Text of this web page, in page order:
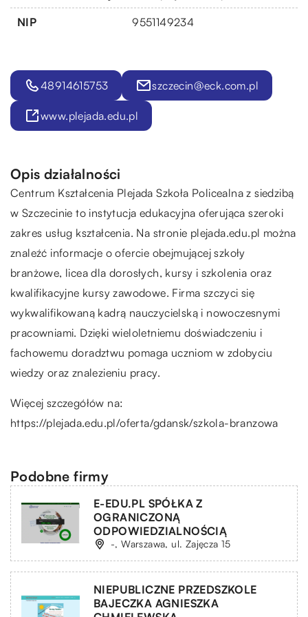
NIP 9551149234
48914615753 szczecin@eck.com.pl
www.plejada.edu.pl
Opis działalności
Centrum Kształcenia Plejada Szkoła Policealna z siedzibą
w Szczecinie to instytucja edukacyjna oferująca szeroki
zakres usług kształcenia. Na stronie plejada.edu.pl można
znaleźć informacje o ofercie obejmującej szkoły
branżowe, licea dla dorosłych, kursy i szkolenia oraz
kwalifikacyjne kursy zawodowe. Firma szczyci się
wykwalifikowaną kadrą nauczycielską i nowoczesnymi
pracowniami. Dzięki wieloletniemu doświadczeniu i
fachowemu doradztwu pomaga uczniom w zdobyciu
wiedzy oraz znalezieniu pracy.
Więcej szczegółów na:
https://plejada.edu.pl/oferta/gdansk/szkola-branzowa
Podobne firmy
E-EDU.PL SPÓŁKA Z
OGRANICZONĄ
ODPOWIEDZIALNOŚCIĄ
-, Warszawa, ul. Zajęcza 15
NIEPUBLICZNE PRZEDSZKOLE
BAJECZKA AGNIESZKA